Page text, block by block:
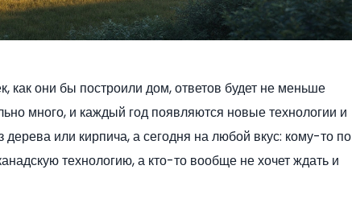
как они бы построили дом, ответов будет не меньше
много, и каждый год появляются новые технологии и
или кирпича, а сегодня на любой вкус: кому-то по
технологию, а кто-то вообще не хочет ждать и